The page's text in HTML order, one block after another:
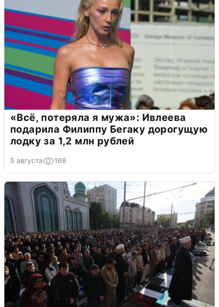
«Всё, потеряла я мужа»: Ивлеева
подарила Филиппу Бегаку дорогущую
лодку за 1,2 млн рублей
5 августа 168